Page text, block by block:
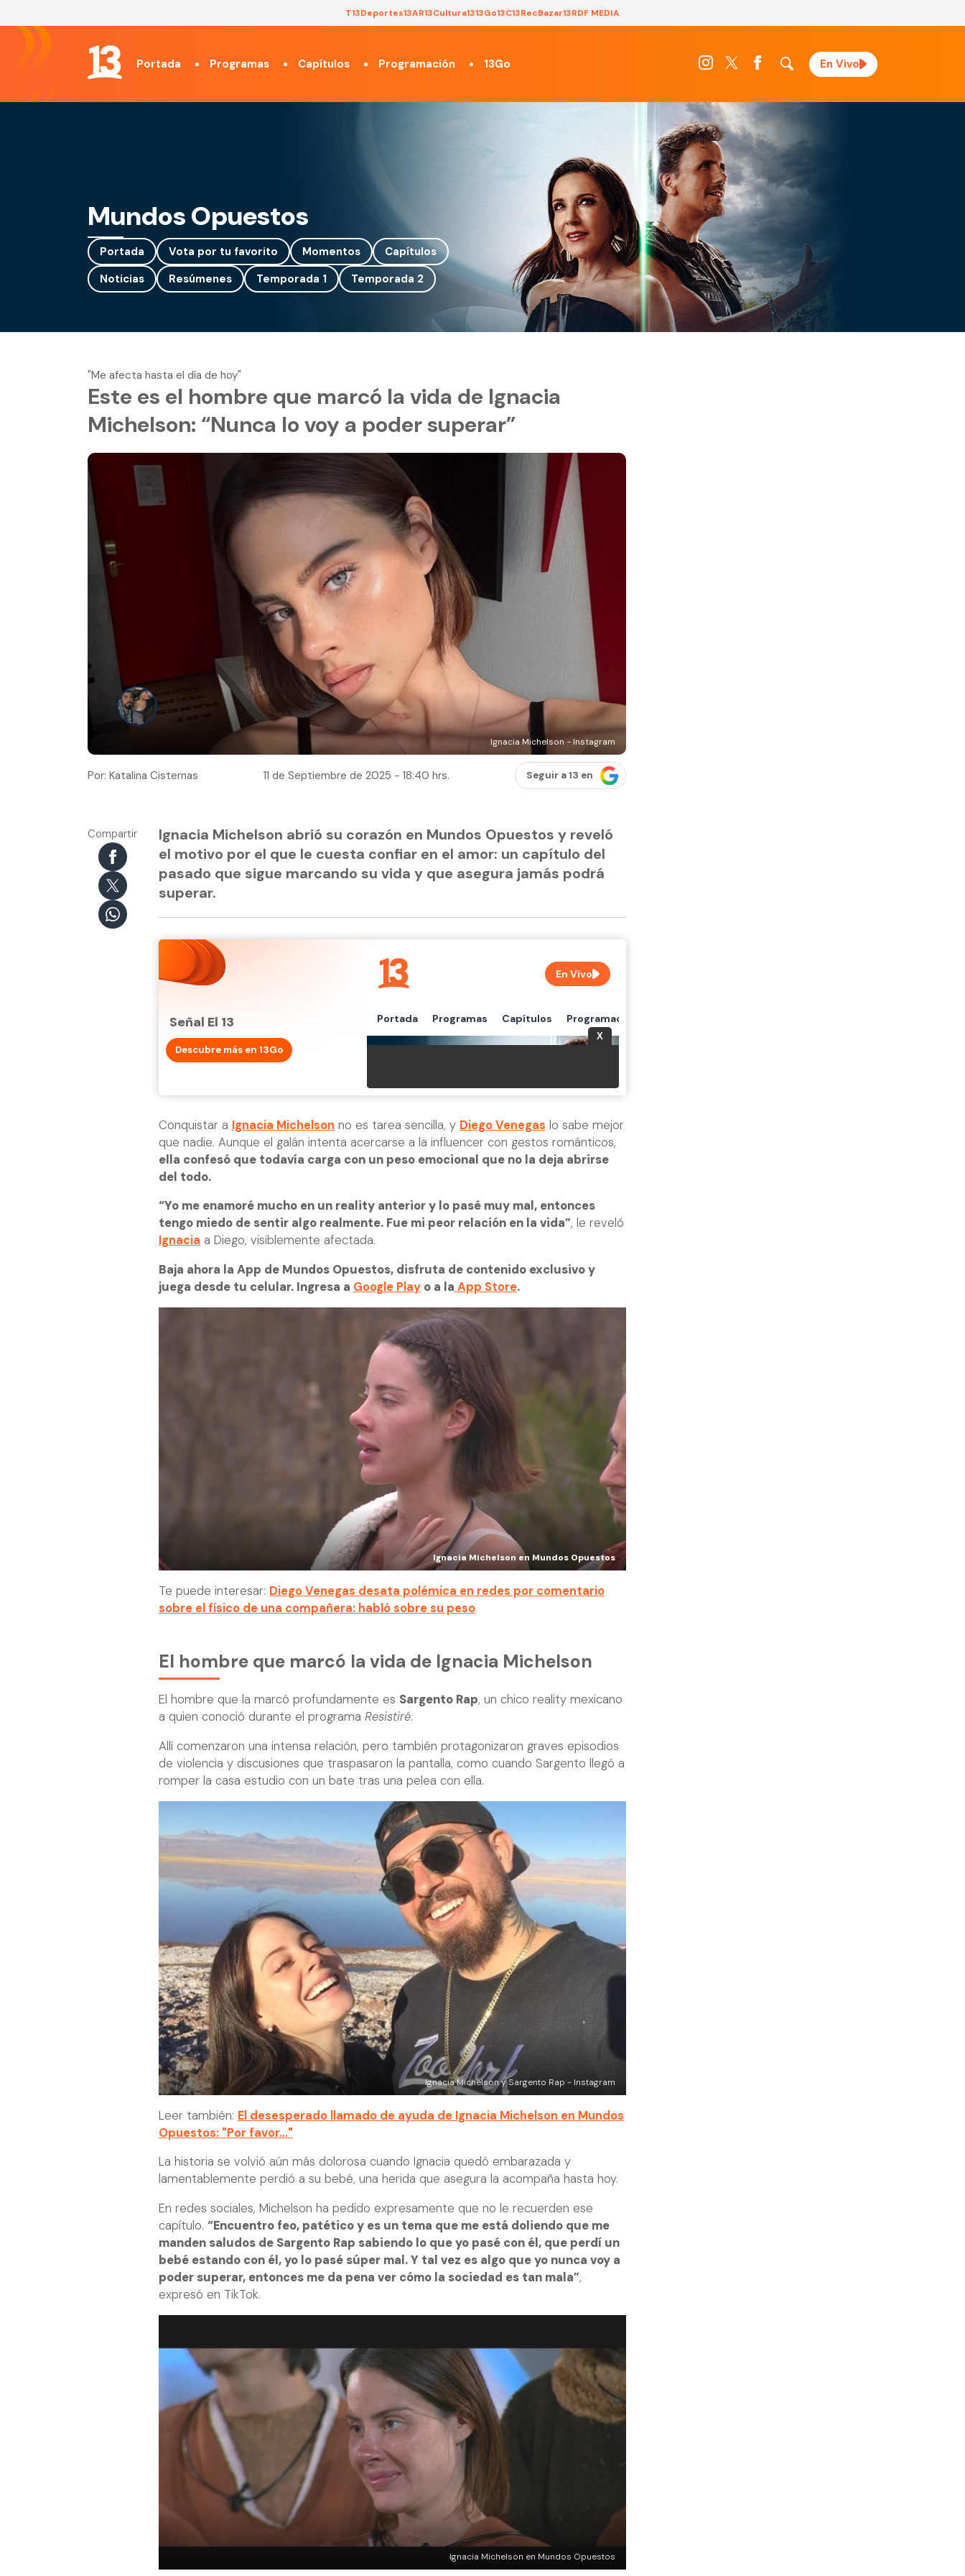
T13Deportes13AR13Cultura1313Go13C13RecBazar13RDF MEDIA
Portada Programas Capítulos Programación 13Go En Vivo
Mundos Opuestos
Portada Vota por tu favorito Momentos
Capítulos
Noticias
Resúmenes Temporada 1 Temporada 2
"Me afecta hasta el día de hoy"
Este es el hombre que marcó la vida de Ignacia
Michelson: “Nunca lo voy a poder superar”
Ignacia Michelson - Instagram
Por: Katalina Cisternas 11 de Septiembre de 2025 - 18:40 hrs. Seguir a 13 en
Compartir
Ignacia Michelson abrió su corazón en Mundos Opuestos y reveló
el motivo por el que le cuesta confiar en el amor: un capítulo del
pasado que sigue marcando su vida y que asegura jamás podrá
superar.
Señal El 13
Descubre más en 13Go
Conquistar a Ignacia Michelson no es tarea sencilla, y Diego Venegas lo sabe mejor
que nadie. Aunque el galán intenta acercarse a la influencer con gestos románticos,
ella confesó que todavía carga con un peso emocional que no la deja abrirse
del todo.
“Yo me enamoré mucho en un reality anterior y lo pasé muy mal, entonces
tengo miedo de sentir algo realmente. Fue mi peor relación en la vida”, le reveló
Ignacia a Diego, visiblemente afectada.
Baja ahora la App de Mundos Opuestos, disfruta de contenido exclusivo y
juega desde tu celular. Ingresa a Google Play o a la App Store.
Ignacia Michelson en Mundos Opuestos
Te puede interesar: Diego Venegas desata polémica en redes por comentario
sobre el físico de una compañera: habló sobre su peso
El hombre que marcó la vida de Ignacia Michelson
El hombre que la marcó profundamente es Sargento Rap, un chico reality mexicano
a quien conoció durante el programa Resistiré.
Allí comenzaron una intensa relación, pero también protagonizaron graves episodios
de violencia y discusiones que traspasaron la pantalla, como cuando Sargento llegó a
romper la casa estudio con un bate tras una pelea con ella.
Ignacia Michelson y Sargento Rap - Instagram
Leer también: El desesperado llamado de ayuda de Ignacia Michelson en Mundos
Opuestos: "Por favor..."
La historia se volvió aún más dolorosa cuando Ignacia quedó embarazada y
lamentablemente perdió a su bebé, una herida que asegura la acompaña hasta hoy.
En redes sociales, Michelson ha pedido expresamente que no le recuerden ese
capítulo. “Encuentro feo, patético y es un tema que me está doliendo que me
manden saludos de Sargento Rap sabiendo lo que yo pasé con él, que perdí un
bebé estando con él, yo lo pasé súper mal. Y tal vez es algo que yo nunca voy a
poder superar, entonces me da pena ver cómo la sociedad es tan mala”,
expresó en TikTok.
Ignacia Michelson en Mundos Opuestos